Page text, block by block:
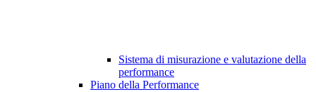
Sistema di misurazione e valutazione della
performance
Piano della Performance